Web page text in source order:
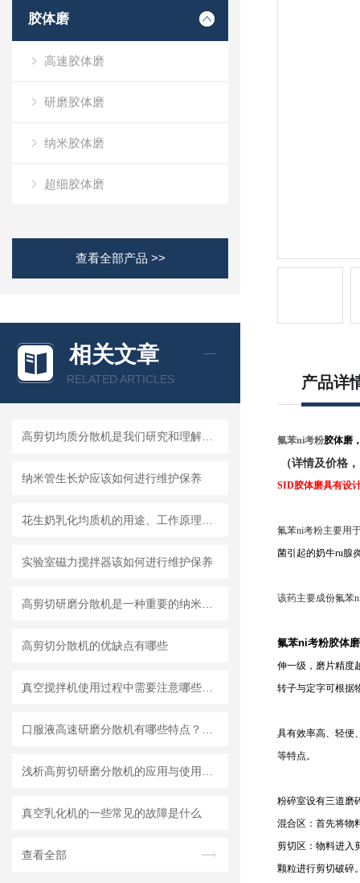
胶体磨
高速胶体磨
研磨胶体磨
纳米胶体磨
超细胶体磨
查看全部产品 >>
相关文章
RELATED ARTICLES
纳米管生长炉应该如何进行维护保养
实验室磁力搅拌器该如何进行维护保养
高剪切分散机的优缺点有哪些
真空乳化机的一些常见的故障是什么
查看全部
产品详
氟苯ni考粉胶体磨
（详情及价格
SID胶体磨具有设
氟苯ni考粉主要用
菌引起的奶牛ru腺
该药主要成份氟苯
氟苯ni考粉胶体磨
伸一级，磨片精度
转子与定字可根据
具有效率高、轻便
等特点。
粉碎室设有三道磨
混合区：首先将物
剪切区：物料进入
颗粒进行剪切破碎